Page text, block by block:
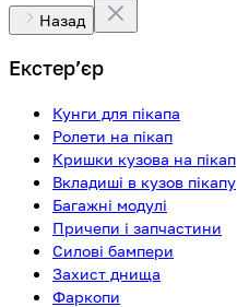
Назад
Екстерʼєр
Кунги для пікапа
Ролети на пікап
Кришки кузова на пікап
Вкладиші в кузов пікапу
Багажні модулі
Причепи і запчастини
Силові бампери
Захист днища
Фаркопи